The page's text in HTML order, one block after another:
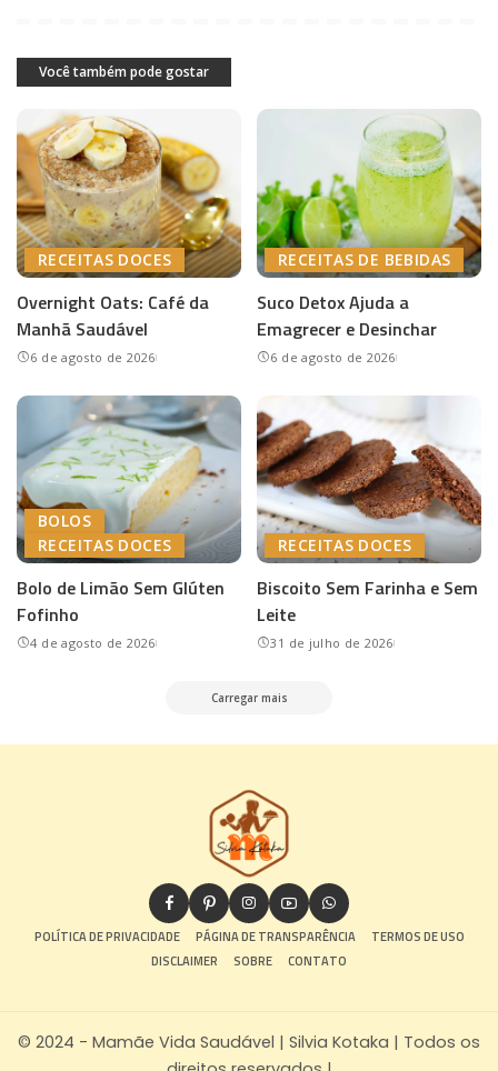
Você também pode gostar
RECEITAS DOCES
Overnight Oats: Café da
Manhã Saudável
6 de agosto de 2026
RECEITAS DE BEBIDAS
Suco Detox Ajuda a
Emagrecer e Desinchar
6 de agosto de 2026
BOLOS
RECEITAS DOCES
Bolo de Limão Sem Glúten
Fofinho
4 de agosto de 2026
RECEITAS DOCES
Biscoito Sem Farinha e Sem
Leite
31 de julho de 2026
Carregar mais
POLÍTICA DE PRIVACIDADE PÁGINA DE TRANSPARÊNCIA
TERMOS DE USO
DISCLAIMER
SOBRE CONTATO
© 2024 - Mamãe Vida Saudável | Silvia Kotaka | Todos os